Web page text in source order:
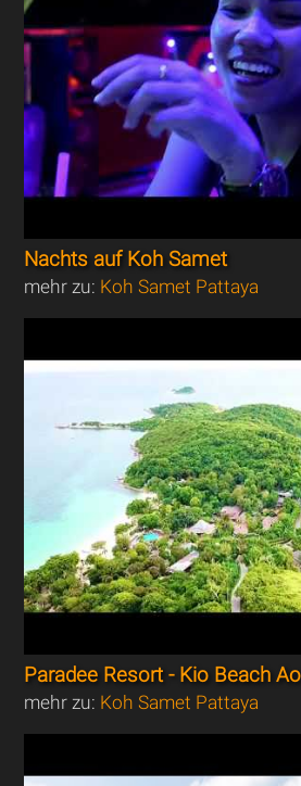
Nachts auf Koh Samet
mehr zu: Koh Samet Pattaya
Paradee Resort - Kio Beach
mehr zu: Koh Samet Pattaya